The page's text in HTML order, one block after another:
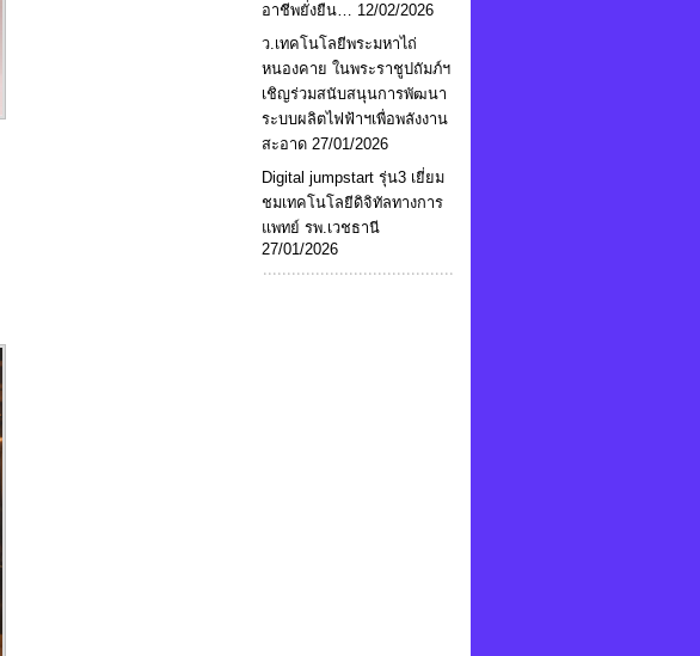
อาชีพยั่งยืน… 12/02/2026
ว.เทคโนโลยีพระมหาไถ่
หนองคาย ในพระราชูปถัมภ์ฯ
เชิญร่วมสนับสนุนการพัฒนา
ระบบผลิตไฟฟ้าฯเพื่อพลังงาน
สะอาด 27/01/2026
Digital jumpstart รุ่น3 เยี่ยม
ชมเทคโนโลยีดิจิทัลทางการ
แพทย์ รพ.เวชธานี
27/01/2026